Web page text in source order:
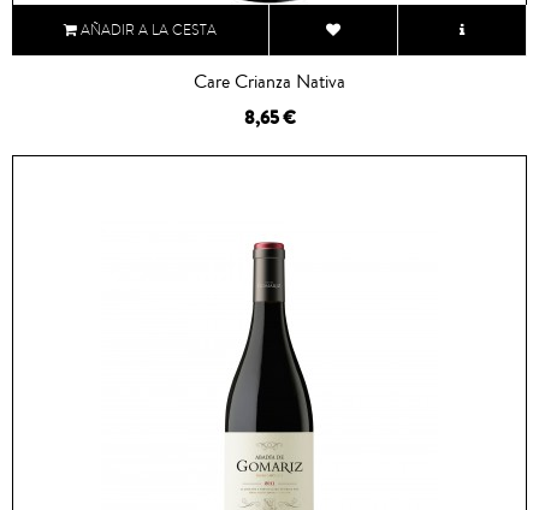
AÑADIR A LA CESTA
Care Crianza Nativa
8,65 €